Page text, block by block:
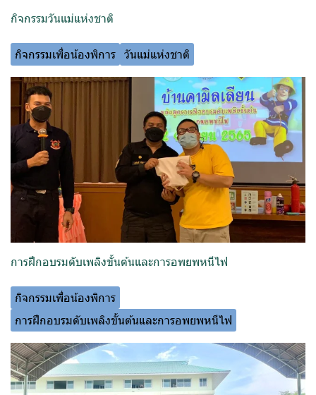
กิจกรรมวันแม่แห่งชาติ
กิจกรรมเพื่อน้องพิการ วันแม่แห่งชาติ
การฝึกอบรมดับเพลิงขั้นต้นและการอพยพหนีไฟ
กิจกรรมเพื่อน้องพิการ
การฝึกอบรมดับเพลิงขั้นต้นและการอพยพหนีไฟ